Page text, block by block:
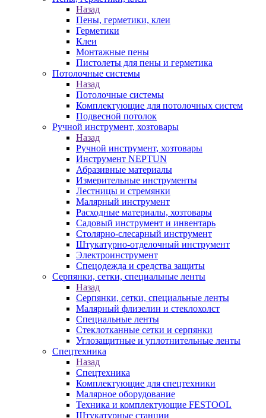
Назад
Пены, герметики, клеи
Герметики
Клеи
Монтажные пены
Пистолеты для пены и герметика
Потолочные системы
Назад
Потолочные системы
Комплектующие для потолочных систем
Подвесной потолок
Ручной инструмент, хозтовары
Назад
Ручной инструмент, хозтовары
Инструмент NEPTUN
Абразивные материалы
Измерительные инструменты
Лестницы и стремянки
Малярный инструмент
Расходные материалы, хозтовары
Садовый инструмент и инвентарь
Столярно-слесарный инструмент
Штукатурно-отделочный инструмент
Электроинструмент
Спецодежда и средства защиты
Серпянки, сетки, специальные ленты
Назад
Серпянки, сетки, специальные ленты
Малярный флизелин и стеклохолст
Специальные ленты
Стеклотканные сетки и серпянки
Углозащитные и уплотнительные ленты
Спецтехника
Назад
Спецтехника
Комплектующие для спецтехники
Малярное оборудование
Техника и комплектующие FESTOOL
Штукатурные станции